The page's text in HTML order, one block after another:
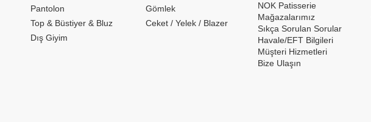
Pantolon
Gömlek
Top & Büstiyer & Bluz
Ceket / Yelek / Blazer
Dış Giyim
NOK Patisserie
Mağazalarımız
Sıkça Sorulan Sorular
Havale/EFT Bilgileri
Müşteri Hizmetleri
Bize Ulaşın